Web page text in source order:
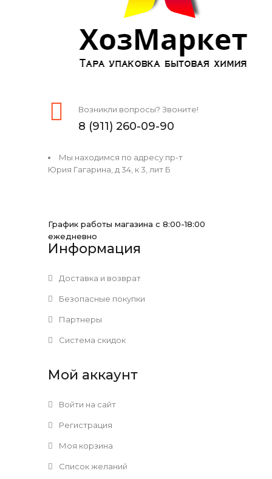
Возникли вопросы? Звоните!
8 (911) 260-09-90
Мы находимся по адресу пр-т
Юрия Гагарина, д 34, к 3, лит Б
График работы магазина с 8:00-18:00
ежедневно
Информация
Доставка и возврат
Безопасные покупки
Партнеры
Система скидок
Мой аккаунт
Войти на сайт
Регистрация
Моя корзина
Список желаний